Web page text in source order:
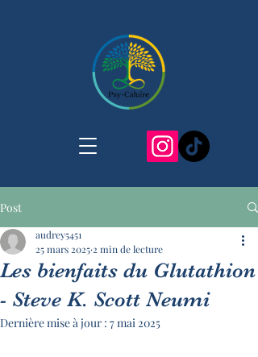
Post
Les bienfaits du Glutathion
- Steve K. Scott Neumi
audrey5451
25 mars 2025 2 min de lecture
Dernière mise à jour : 7 mai 2025